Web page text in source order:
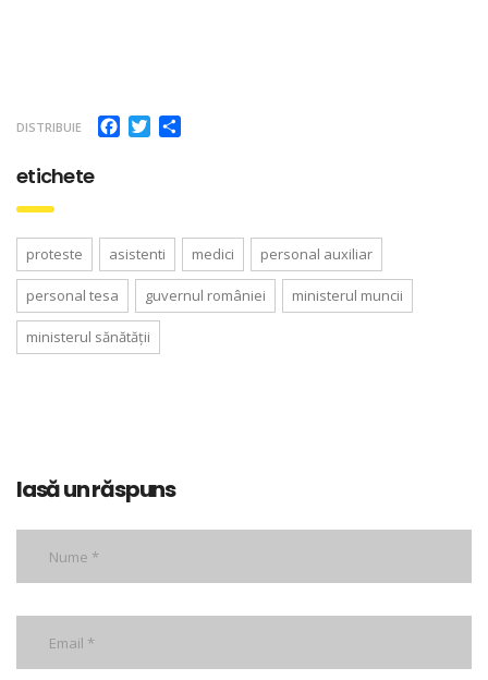
DISTRIBUIE Facebook
Twitter
etichete
proteste asistenti medici personal auxiliar
personal tesa guvernul româniei ministerul muncii
ministerul sănătății
lasă un răspuns